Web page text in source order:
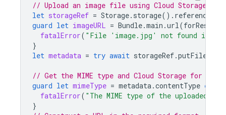
// Upload an image file using Cloud Storage for
let storageRef = Storage. storage(). reference
guard let imageURL = Bundle.main .url(
fatalError( "File 'image.jpg' not found in
}
let metadata = try await storageRef.
// Get the MIME type and Cloud Storage for
guard let mimeType = metadata.contentType else
fatalError( "The MIME type of the uploaded
}